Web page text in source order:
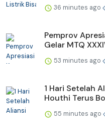
36 minutes ago
Pemprov
Gelar MTQ
53 minutes ago
1 Hari Setelah
Houthi Terus
55 minutes ago